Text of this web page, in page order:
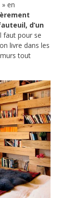
en
d’un
faut pour se
livre dans les
tout